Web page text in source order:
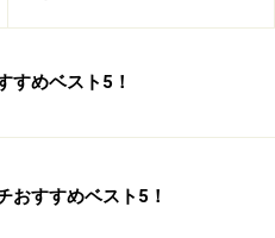
すめベスト5！
おすすめベスト5！